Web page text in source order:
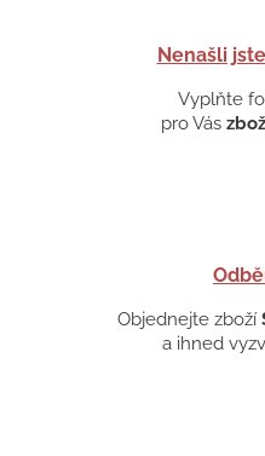
Nenašli
Vyplňte
pro Vás
Objednejte zboží
a ihned